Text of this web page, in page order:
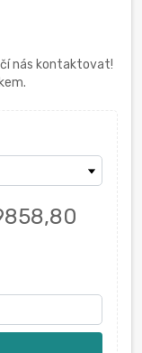
nás kontaktovat!